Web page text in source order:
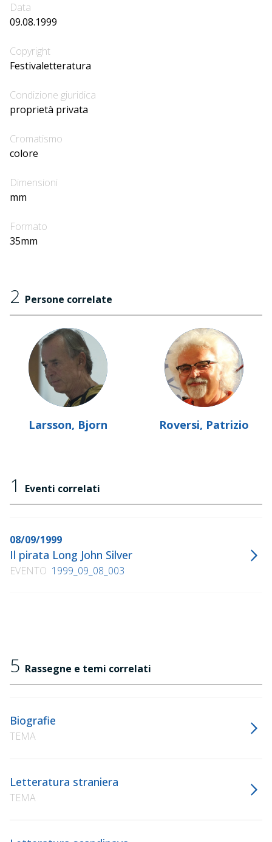
Data
09.08.1999
Copyright
Festivaletteratura
Condizione giuridica
proprietà privata
Cromatismo
colore
Dimensioni
mm
Formato
35mm
2 Persone correlate
Larsson, Bjorn Roversi, Patrizio
1 Eventi correlati
08/09/1999
Il pirata Long John Silver
EVENTO 1999_09_08_003
5 Rassegne e temi correlati
Biografie
TEMA
Letteratura straniera
TEMA